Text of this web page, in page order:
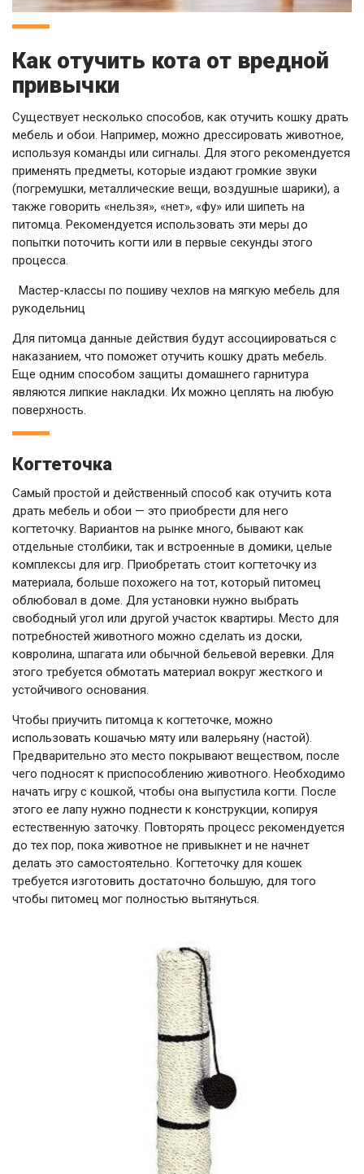
Как отучить кота от вредной
привычки
Существует несколько способов, как отучить кошку драть
мебель и обои. Например, можно дрессировать животное,
используя команды или сигналы. Для этого рекомендуется
применять предметы, которые издают громкие звуки
(погремушки, металлические вещи, воздушные шарики), а
также говорить «нельзя», «нет», «фу» или шипеть на
питомца. Рекомендуется использовать эти меры до
попытки поточить когти или в первые секунды этого
процесса.
Мастер-классы по пошиву чехлов на мягкую мебель для
рукодельниц
Для питомца данные действия будут ассоциироваться с
наказанием, что поможет отучить кошку драть мебель.
Еще одним способом защиты домашнего гарнитура
являются липкие накладки. Их можно цеплять на любую
поверхность.
Когтеточка
Самый простой и действенный способ как отучить кота
драть мебель и обои — это приобрести для него
когтеточку. Вариантов на рынке много, бывают как
отдельные столбики, так и встроенные в домики, целые
комплексы для игр. Приобретать стоит когтеточку из
материала, больше похожего на тот, который питомец
облюбовал в доме. Для установки нужно выбрать
свободный угол или другой участок квартиры. Место для
потребностей животного можно сделать из доски,
ковролина, шпагата или обычной бельевой веревки. Для
этого требуется обмотать материал вокруг жесткого и
устойчивого основания.
Чтобы приучить питомца к когтеточке, можно
использовать кошачью мяту или валерьяну (настой).
Предварительно это место покрывают веществом, после
чего подносят к приспособлению животного. Необходимо
начать игру с кошкой, чтобы она выпустила когти. После
этого ее лапу нужно поднести к конструкции, копируя
естественную заточку. Повторять процесс рекомендуется
до тех пор, пока животное не привыкнет и не начнет
делать это самостоятельно. Когтеточку для кошек
требуется изготовить достаточно большую, для того
чтобы питомец мог полностью вытянуться.